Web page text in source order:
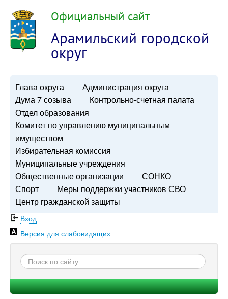
Официальный сайт
Арамильский городской
округ
Глава округа
Администрация округа
Дума 7 созыва
Контрольно-счетная палата
Отдел образования
Комитет по управлению муниципальным
имуществом
Избирательная комиссия
Муниципальные учреждения
Общественные организации
СОНКО
Спорт
Меры поддержки участников СВО
Центр гражданской защиты
Вход
Версия для слабовидящих